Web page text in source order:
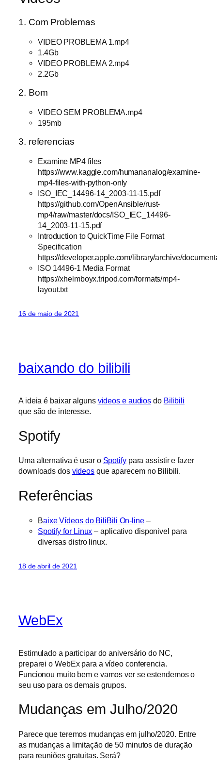
1. Com Problemas
VIDEO PROBLEMA 1.mp4
1.4Gb
VIDEO PROBLEMA 2.mp4
2.2Gb
2. Bom
VIDEO SEM PROBLEMA.mp4
195mb
3. referencias
Examine MP4 files
https://www.kaggle.com/humananalog/examine-
mp4-files-with-python-only
ISO_IEC_14496-14_2003-11-15.pdf
https://github.com/OpenAnsible/rust-
mp4/raw/master/docs/ISO_IEC_14496-
14_2003-11-15.pdf
Introduction to QuickTime File Format
Specification
https://developer.apple.com/library/archive/
ISO 14496-1 Media Format
https://xhelmboyx.tripod.com/formats/mp4-
layout.txt
16 de maio de 2021
baixando do bilibili
A ideia é baixar alguns videos e audios do Bilibili
que são de interesse.
Spotify
Uma alternativa é usar o Spotifypara assistir e fazer
downloads dos videos que aparecem no Bilibili.
Referências
Baixe Vídeos do BiliBili On-line–
Spotify for Linux – aplicativo disponivel para
diversas distro linux.
18 de abril de 2021
WebEx
Estimulado a participar do aniversário do NC,
preparei o WebEx para a vídeo conferencia.
Funcionou muito bem e vamos ver se estendemos o
seu uso para os demais grupos.
Mudanças em Julho/2020
Parece que teremos mudanças em julho/2020. Entre
as mudanças a limitação de 50 minutos de duração
para reuniões gratuitas. Será?